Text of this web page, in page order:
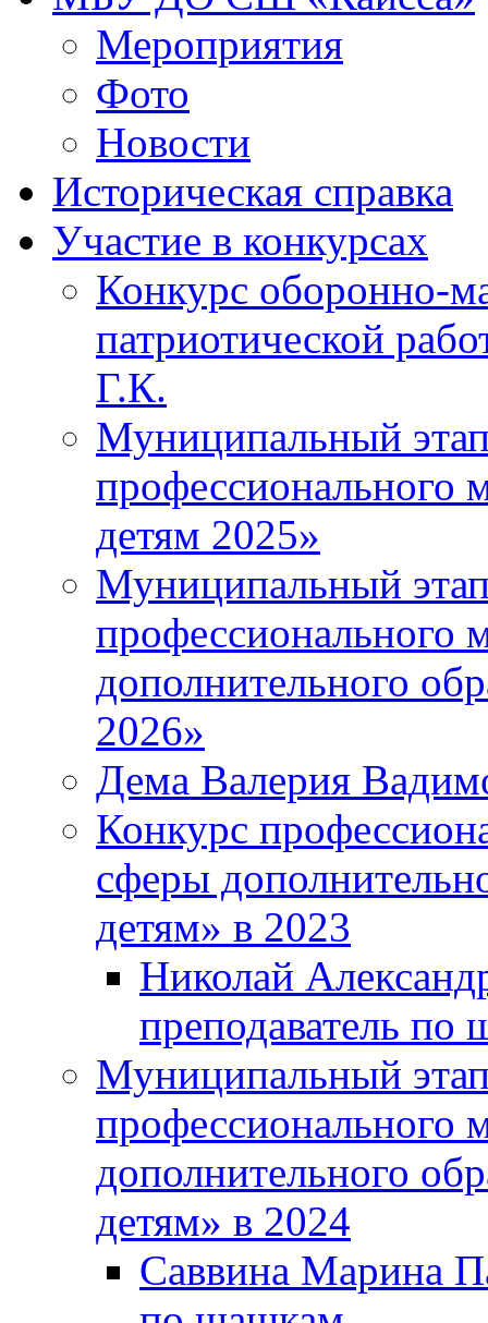
Мероприятия
Фото
Новости
Историческая справка
Участие в конкурсах
Конкурс оборонно-
патриотической
Г.К.
Муниципальный
профессионального
детям 2025»
Муниципальный
профессионального
дополнительного
2026»
Дема Валерия
Конкурс
сферы
детям» в 2023
Николай
преподаватель по
Муниципальный
профессионального
дополнительного
детям» в 2024
Саввина Марина